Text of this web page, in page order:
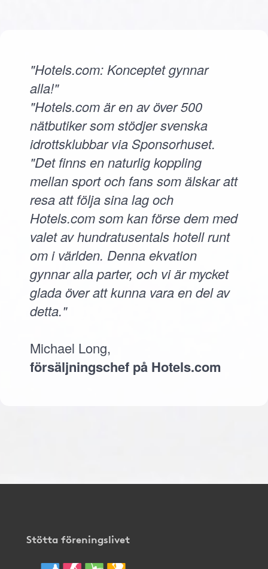
"Hotels.com: Konceptet gynnar
alla!"
"Hotels.com är en av över 500
nätbutiker som stödjer svenska
idrottsklubbar via Sponsorhuset.
"Det finns en naturlig koppling
mellan sport och fans som älskar att
resa att följa sina lag och
Hotels.com som kan förse dem med
valet av hundratusentals hotell runt
om i världen. Denna ekvation
gynnar alla parter, och vi är mycket
glada över att kunna vara en del av
detta."
Michael Long,
försäljningschef på Hotels.com
Stötta föreningslivet